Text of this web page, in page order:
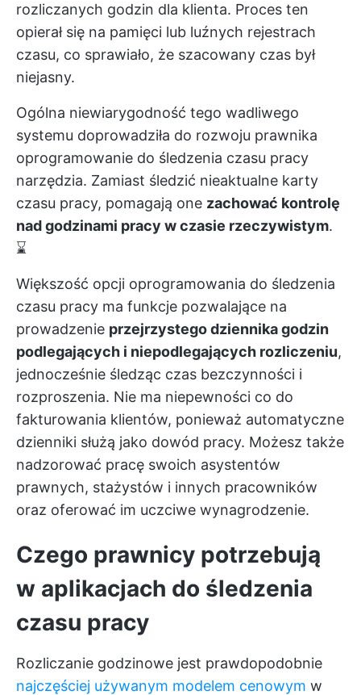
rozliczanych godzin dla klienta. Proces ten
opierał się na pamięci lub luźnych rejestrach
czasu, co sprawiało, że szacowany czas był
niejasny.
Ogólna niewiarygodność tego wadliwego
systemu doprowadziła do rozwoju prawnika
oprogramowanie do śledzenia czasu pracy
narzędzia. Zamiast śledzić nieaktualne karty
czasu pracy, pomagają one zachować kontrolę
nad godzinami pracy w czasie rzeczywistym.
⌛
Większość opcji oprogramowania do śledzenia
czasu pracy ma funkcje pozwalające na
prowadzenie przejrzystego dziennika godzin
podlegających i niepodlegających rozliczeniu,
jednocześnie śledząc czas bezczynności i
rozproszenia. Nie ma niepewności co do
fakturowania klientów, ponieważ automatyczne
dzienniki służą jako dowód pracy. Możesz także
nadzorować pracę swoich asystentów
prawnych, stażystów i innych pracowników
oraz oferować im uczciwe wynagrodzenie.
Czego prawnicy potrzebują
w aplikacjach do śledzenia
czasu pracy
Rozliczanie godzinowe jest prawdopodobnie
najczęściej używanym modelem cenowym w